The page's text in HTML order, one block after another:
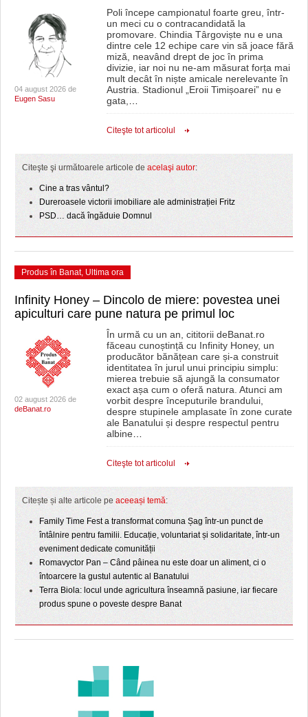
04 august 2026 de
Eugen Sasu
Poli începe campionatul foarte greu, într-
un meci cu o contracandidată la
promovare. Chindia Târgoviște nu e una
dintre cele 12 echipe care vin să joace fără
miză, neavând drept de joc în prima
divizie, iar noi nu ne-am măsurat forța mai
mult decât în niște amicale nerelevante în
Austria. Stadionul „Eroii Timișoarei” nu e
gata,
Citeşte tot articolul
Citeşte şi următoarele articole de acelaşi autor:
Cine a tras vântul?
Dureroasele victorii imobiliare ale administrației Fritz
PSD… dacă îngăduie Domnul
Produs în Banat, Ultima ora
Infinity Honey – Dincolo de miere: povestea unei
apiculturi care pune natura pe primul loc
02 august 2026 de
deBanat.ro
În urmă cu un an, cititorii deBanat.ro
făceau cunoștință cu Infinity Honey, un
producător bănățean care și-a construit
identitatea în jurul unui principiu simplu:
mierea trebuie să ajungă la consumator
exact așa cum o oferă natura. Atunci am
vorbit despre începuturile brandului,
despre stupinele amplasate în zone curate
ale Banatului și despre respectul pentru
albine…
Citeşte tot articolul
Citește și alte articole pe aceeași temă:
Family Time Fest a transformat comuna Șag într-un punct de
întâlnire pentru familii. Educație, voluntariat și solidaritate, într-un
eveniment dedicate comunității
Romavyctor Pan – Când pâinea nu este doar un aliment, ci o
întoarcere la gustul autentic al Banatului
Terra Biola: locul unde agricultura înseamnă pasiune, iar fiecare
produs spune o poveste despre Banat